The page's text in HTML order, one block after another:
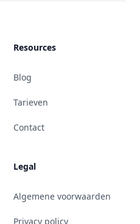
Resources
Blog
Tarieven
Contact
Legal
Algemene voorwaarden
Privacy policy